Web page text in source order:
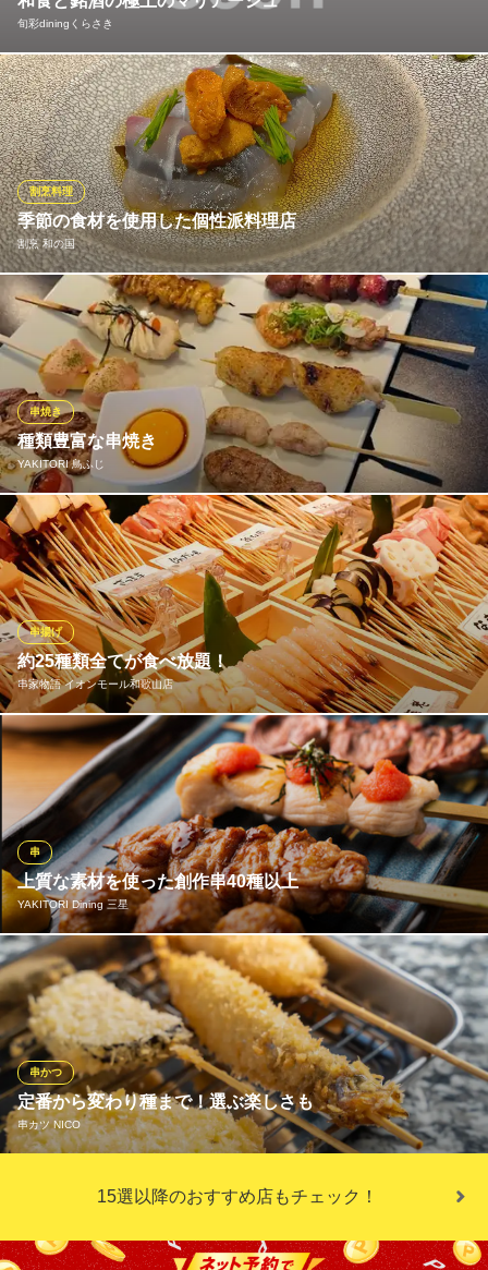
串揚げ 和食 居酒屋
ＪＲ和歌山駅 徒歩5分
和歌山県和歌山市黒田2-2-4
旬彩diningくらさき
日替わりの和食メニューをさらに引き立てるため、当店ではドリ
ンクメニューも種類豊富に取り揃えております。 季節を感じる期
間限定の特別ドリンクのご用意はもちろん、お好みのお酒をじっ
くり味わえるボトルキープシステムも完備。 お客様一人ひとりの
スタイルに合わせた最高の一杯をご提案いたします。
旬彩diningくらさき
和歌山の居酒屋&BAR
ＪＲ和歌山駅 徒歩12分
和歌山県和歌山市北ノ新地分銅丁10 かむろビル
季節の食材を使用した個性派料理店
割烹 和の国
割烹料理
お肉や魚介類、お野菜など厳選した食材を料理長が一番美味しい
食べ方で提供致します。
割烹 和の国
厳選食材の本格割烹
ＪＲ和歌山駅 徒歩10分
和歌山県和歌山市吉田831 ルミエールプラザ1F
種類豊富な串焼き
YAKITORI 鳥ふじ
串焼き
本格地鶏の京都産 丹波黒どりをメインに使用し、それぞれの部位
ごとに旨みを最大限に引き出すよう丁寧に焼き上げます！ 希少部
位の【ソリレス アカ】や【白子】、【おたふく】、鶏串以外にも
野菜串や女性に人気の【生ハムカマンベール】など、串焼きだけ
でも楽しんでいただけるよう、種類を豊富に取り揃えておりま
す！
YAKITORI 鳥ふじ
焼き鳥
南海加太線和歌山市駅 徒歩11分
和歌山県和歌山市匠町44-1
約25種類全てが食べ放題！
串家物語 イオンモール和歌山店
串揚げ
定番の牛肉や豚肉、ぷりぷり食感で美味しい海老などの定番串は
もちろん、季節の素材・野菜も取り入れ種類豊富にご用意してお
ります。串家物語オリジナル♪デザート串の『もちもち』や『たい
やき』も人気！各素材のベストな揚げ時間はテーブルに設置して
いる［串揚げ時間目安表］をご覧ください♪
串家物語 イオンモール和歌山店
串揚げ
南海本線和歌山大学前駅 徒歩1分
和歌山県和歌山市ふじと台23 イオンモール和歌山 1F
上質な素材を使った創作串40種以上
YAKITORI Dining 三星
串
新鮮な鶏肉を使用した「ささみ」210円は、めんたいマヨ・ピザな
ど5種の味をご用意。「ももねぎ味噌」190円は味噌の塩気がもも
肉の脂と相性抜群◎お酒が進む逸品です。また、抹茶アイスに黒
みつときなこをトッピングしたデザート串「和～なごみ～」250円
（すべて税込）は茶葉の香りと黒みつの優しい甘さをご堪能くだ
さい。
YAKITORI Dining 三星
ＪＲ和歌山駅 徒歩3分
和歌山県和歌山市美園町4-70
定番から変わり種まで！選ぶ楽しさも
串カツ NICO
串かつ
特製の揚げ物専用油でカラッと揚げる香ばしい串カツ。お酒が止
まりません♪定番串をはじめ、他ではなかなか食べることができな
った「白身魚」、そしてスイーツ系の具材も取り揃え！運が良け
15選以降のおすすめ店もチェック！